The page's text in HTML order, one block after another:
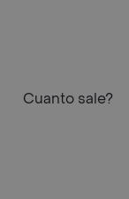
Cuanto sale?